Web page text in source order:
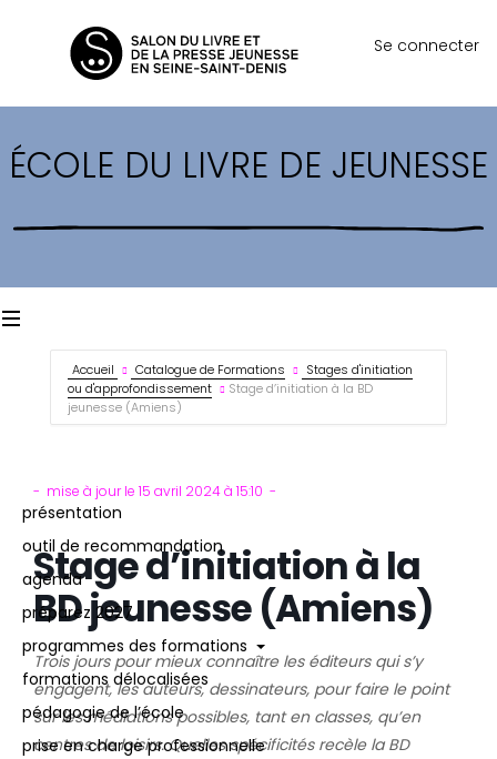
Se connecter
ÉCOLE DU LIVRE DE JEUNESSE
présentation
outil de recommandation
agenda
préparez 2027
programmes des formations
formations délocalisées
pédagogie de l’école
prise en charge professionnelle
Accueil Catalogue de Formations
Stages d'initiation
ou d'approfondissement
Stage d’initiation à la BD
jeunesse (Amiens)
mise à jour le 15 avril 2024 à 15:10
Stage d’initiation à la
BD jeunesse (Amiens)
Trois jours pour mieux connaître les éditeurs qui s’y
engagent, les auteurs, dessinateurs, pour faire le point
sur les médiations possibles, tant en classes, qu’en
centres de loisirs. Quelles spécificités recèle la BD